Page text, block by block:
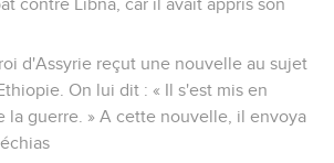
contre Libna, car il avait appris son
d'Assyrie reçut une nouvelle au sujet
On lui dit : « Il s'est mis en
la guerre. » A cette nouvelle, il envoya